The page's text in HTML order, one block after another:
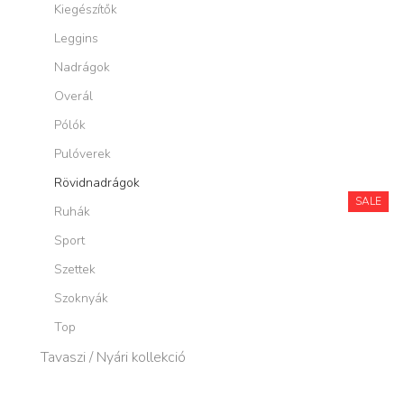
SALE
Kiegészítők
Leggins
Nadrágok
Overál
Pólók
Pulóverek
Rövidnadrágok
Ruhák
Sport
Szettek
Szoknyák
Top
Tavaszi / Nyári kollekció